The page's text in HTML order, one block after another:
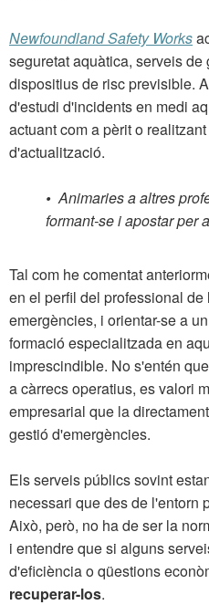
Newfoundland Safety Works
seguretat aquàtica, serveis
dispositius de risc previsible.
d'estudi d'incidents en medi
actuant com a pèrit o
d'actualització.
•Animaries a altres
formant-se i apostar per
Tal com he comentat
en el perfil del professional
emergències, i orientar-se a
formació especialitzada en
imprescindible. No s'entén
a càrrecs operatius, es valori
empresarial que la
gestió d'emergències.
Els serveis públics sovint
necessari que des de l'entorn
Això, però, no ha de ser la
i entendre que si alguns
d'eficiència o qüestions
recuperar-los.